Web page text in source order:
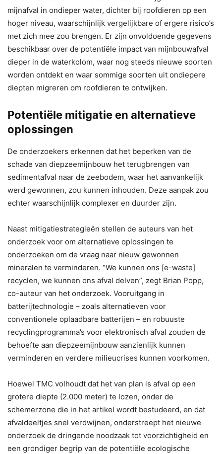
mijnafval in ondieper water, dichter bij roofdieren op een
hoger niveau, waarschijnlijk vergelijkbare of ergere risico’s
met zich mee zou brengen. Er zijn onvoldoende gegevens
beschikbaar over de potentiële impact van mijnbouwafval
dieper in de waterkolom, waar nog steeds nieuwe soorten
worden ontdekt en waar sommige soorten uit ondiepere
diepten migreren om roofdieren te ontwijken.
Potentiële mitigatie en alternatieve
oplossingen
De onderzoekers erkennen dat het beperken van de
schade van diepzeemijnbouw het terugbrengen van
sedimentafval naar de zeebodem, waar het aanvankelijk
werd gewonnen, zou kunnen inhouden. Deze aanpak zou
echter waarschijnlijk complexer en duurder zijn.
Naast mitigatiestrategieën stellen de auteurs van het
onderzoek voor om alternatieve oplossingen te
onderzoeken om de vraag naar nieuw gewonnen
mineralen te verminderen. “We kunnen ons [e-waste]
recyclen, we kunnen ons afval delven”, zegt Brian Popp,
co-auteur van het onderzoek. Vooruitgang in
batterijtechnologie – zoals alternatieven voor
conventionele oplaadbare batterijen – en robuuste
recyclingprogramma’s voor elektronisch afval zouden de
behoefte aan diepzeemijnbouw aanzienlijk kunnen
verminderen en verdere milieucrises kunnen voorkomen.
Hoewel TMC volhoudt dat het van plan is afval op een
grotere diepte (2.000 meter) te lozen, onder de
schemerzone die in het artikel wordt bestudeerd, en dat
afvaldeeltjes snel verdwijnen, onderstreept het nieuwe
onderzoek de dringende noodzaak tot voorzichtigheid en
een grondiger begrip van de potentiële ecologische